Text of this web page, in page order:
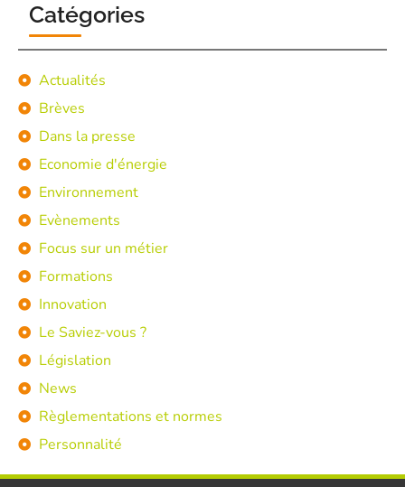
Catégories
Actualités
Brèves
Dans la presse
Economie d'énergie
Environnement
Evènements
Focus sur un métier
Formations
Innovation
Le Saviez-vous ?
Législation
News
Règlementations et normes
Personnalité